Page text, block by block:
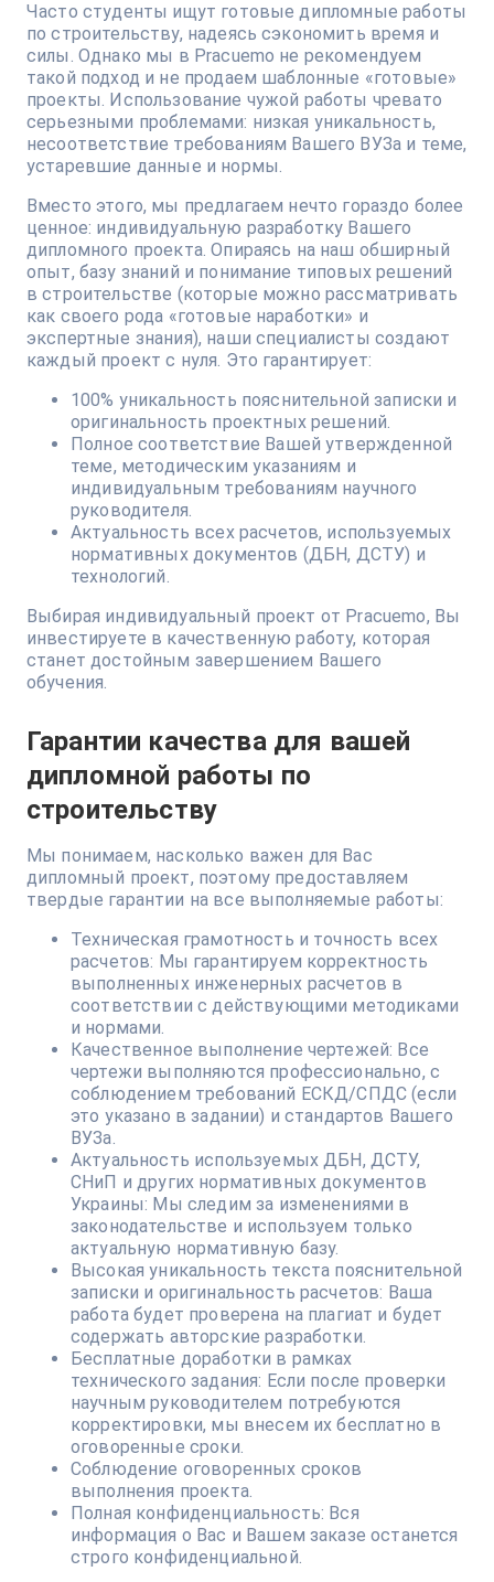
Часто студенты ищут готовые дипломные работы
по строительству, надеясь сэкономить время и
силы. Однако мы в Pracuemo не рекомендуем
такой подход и не продаем шаблонные «готовые»
проекты. Использование чужой работы чревато
серьезными проблемами: низкая уникальность,
несоответствие требованиям Вашего ВУЗа и теме,
устаревшие данные и нормы.
Вместо этого, мы предлагаем нечто гораздо более
ценное: индивидуальную разработку Вашего
дипломного проекта. Опираясь на наш обширный
опыт, базу знаний и понимание типовых решений
в строительстве (которые можно рассматривать
как своего рода «готовые наработки» и
экспертные знания), наши специалисты создают
каждый проект с нуля. Это гарантирует:
100% уникальность пояснительной записки и
оригинальность проектных решений.
Полное соответствие Вашей утвержденной
теме, методическим указаниям и
индивидуальным требованиям научного
руководителя.
Актуальность всех расчетов, используемых
нормативных документов (ДБН, ДСТУ) и
технологий.
Выбирая индивидуальный проект от Pracuemo, Вы
инвестируете в качественную работу, которая
станет достойным завершением Вашего
обучения.
Гарантии качества для вашей
дипломной работы по
строительству
Мы понимаем, насколько важен для Вас
дипломный проект, поэтому предоставляем
твердые гарантии на все выполняемые работы:
Техническая грамотность и точность всех
расчетов: Мы гарантируем корректность
выполненных инженерных расчетов в
соответствии с действующими методиками
и нормами.
Качественное выполнение чертежей: Все
чертежи выполняются профессионально, с
соблюдением требований ЕСКД/СПДС (если
это указано в задании) и стандартов Вашего
ВУЗа.
Актуальность используемых ДБН, ДСТУ,
СНиП и других нормативных документов
Украины: Мы следим за изменениями в
законодательстве и используем только
актуальную нормативную базу.
Высокая уникальность текста пояснительной
записки и оригинальность расчетов: Ваша
работа будет проверена на плагиат и будет
содержать авторские разработки.
Бесплатные доработки в рамках
технического задания: Если после проверки
научным руководителем потребуются
корректировки, мы внесем их бесплатно в
оговоренные сроки.
Соблюдение оговоренных сроков
выполнения проекта.
Полная конфиденциальность: Вся
информация о Вас и Вашем заказе останется
строго конфиденциальной.